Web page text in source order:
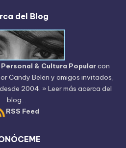
del Blog
& Cultura Popularcon
Candy Belen y amigos invitados,
2004. » Leer más acerca del
blog...
RSS Feed